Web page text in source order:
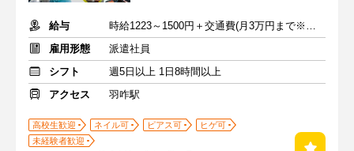
給与
時給1223～1500円＋交通費(月3万円まで※規定あり)
雇用形態
派遣社員
シフト
週5日以上 1日8時間以上
アクセス
羽咋駅
高校生歓迎 ネイル可 ピアス可
ヒゲ可
未経験者歓迎